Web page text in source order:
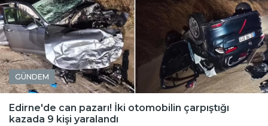
GÜNDEM
Edirne'de can pazarı! İki otomobilin çarpıştığı
kazada 9 kişi yaralandı